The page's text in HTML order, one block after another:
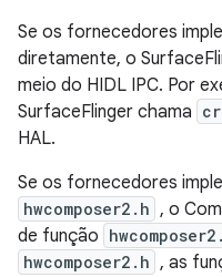
Se os fornecedores
diretamente, o
meio do HIDL IPC. Por
SurfaceFlinger chama
HAL.
Se os fornecedores
hwcomposer2.h , o
de função
hwcomposer2.h , as